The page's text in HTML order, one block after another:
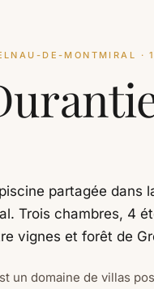
DE-MONTMIRAL ·
partagée dans
Trois chambres, 4
vignes et forêt de
un domaine de villas